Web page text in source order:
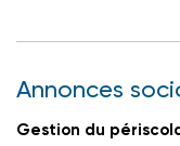
Annonces
Gestion du